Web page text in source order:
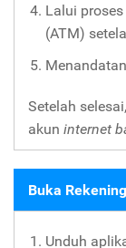
Lalui
(ATM)
Setelah
akun internet
Buka Rekening
Unduh